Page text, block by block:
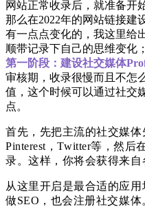
网站正常收录后，就准备开
那么在2022年的网站链接建
有一点点变化的，我这里给
顺带记录下自己的思维变化；
第一阶段：建设社交媒体
审核期，收录很慢而且不怎
值，这个时候可以通过社交
点。
首先，先把主流的社交媒体
Pinterest，Twitter等，然后
录。这样，你将会获得来自
从这里开启是最合适的应
做SEO，也会注册社交媒体